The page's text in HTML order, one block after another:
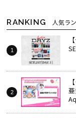
RANKING 人気ラ